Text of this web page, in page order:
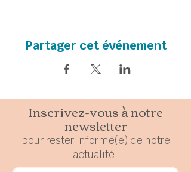
Partager cet événement
Inscrivez-vous à notre
newsletter
pour resterinformé(e) de notre
actualité !